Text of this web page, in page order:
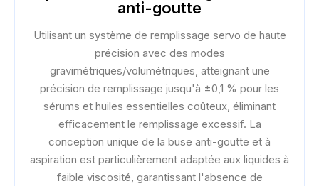
anti-goutte
Utilisant un système de remplissage servo de haute
précision avec des modes
gravimétriques/volumétriques, atteignant une
précision de remplissage jusqu'à ±0,1 % pour les
sérums et huiles essentielles coûteux, éliminant
efficacement le remplissage excessif. La
conception unique de la buse anti-goutte et à
aspiration est particulièrement adaptée aux liquides à
faible viscosité, garantissant l'absence de